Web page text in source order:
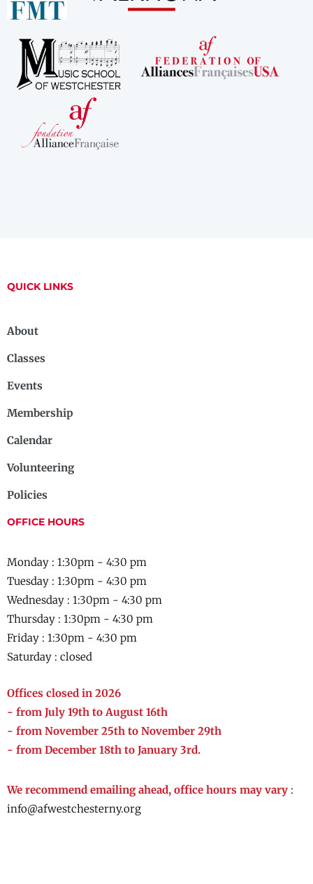
QUICK LINKS
About
Classes
Events
Membership
Calendar
Volunteering
Policies
OFFICE HOURS
Monday : 1:30pm - 4:30 pm
Tuesday : 1:30pm - 4:30 pm
Wednesday : 1:30pm - 4:30 pm
Thursday : 1:30pm - 4:30 pm
Friday : 1:30pm - 4:30 pm
Saturday : closed
Offices closed in 2026
- from July 19th to August 16th
- from November 25th to November 29th
- from December 18th to January 3rd.
We recommend emailing ahead, office hours may vary :
info@afwestchesterny.org